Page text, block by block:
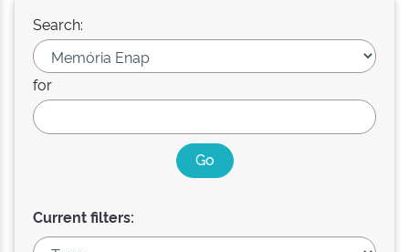
Search:
for
Current filters: